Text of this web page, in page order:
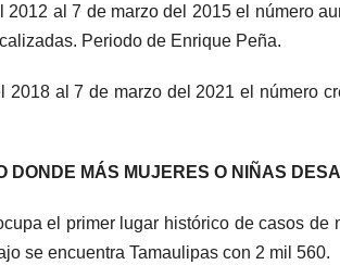
2012 al 7 de marzo del 2015 el número
Periodo de Enrique Peña.
2018 al 7 de marzo del 2021 el número
DONDE MÁS MUJERES O NIÑAS
el primer lugar histórico de casos
se encuentra Tamaulipas con 2 mil 560.